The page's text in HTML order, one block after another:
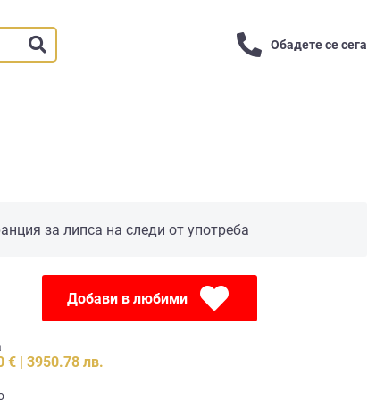
Обадете се сега
за липса на следи от употреба
Добави в любими
€ | 3950.78 лв.